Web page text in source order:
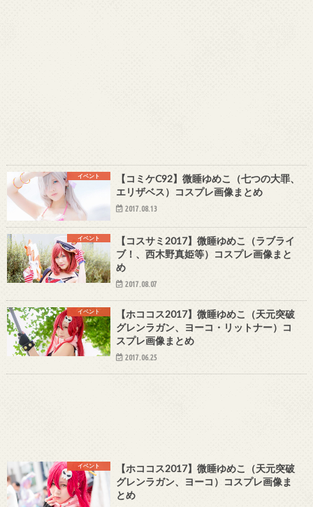
イベント
【コミケC92】微睡ゆめこ（七つの大罪、
エリザベス）コスプレ画像まとめ
2017.08.13
イベント
【コスサミ2017】微睡ゆめこ（ラブライ
ブ！、西木野真姫等）コスプレ画像まと
め
2017.08.07
イベント
【ホココス2017】微睡ゆめこ（天元突破
グレンラガン、ヨーコ・リットナー）コ
スプレ画像まとめ
2017.06.25
イベント
【ホココス2017】微睡ゆめこ（天元突破
グレンラガン、ヨーコ）コスプレ画像ま
とめ